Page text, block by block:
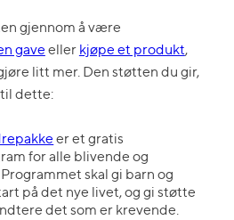
gjennom å være
gave eller kjøpe et produkt,
litt mer. Den støtten du gir,
dette:
er et gratis
for alle blivende og
skal gi barn og
på det nye livet, og gi støtte
det som er krevende.